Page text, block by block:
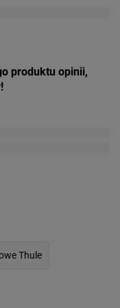
produktu opinii,
Thule